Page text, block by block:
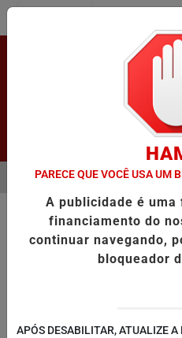
Pesquisar Notícia
CRESCIMENTO NOS
EM ALTA
PARECE QUE VOCÊ USA UM
A publicidade é
financiamento do
continuar navegando,
bloqueador
APÓS DESABILITAR, ATUALIZE